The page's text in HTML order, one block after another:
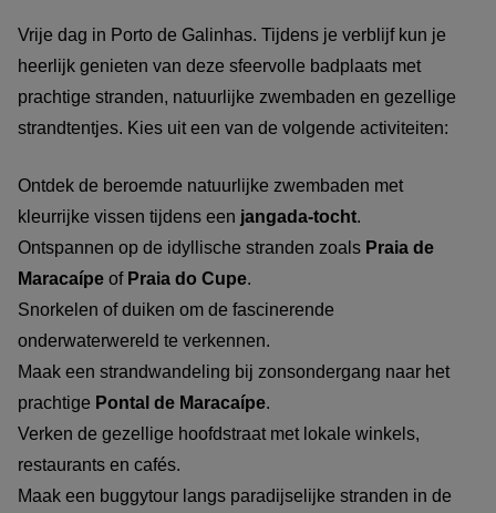
Vrije dag in Porto de Galinhas. Tijdens je verblijf kun je
heerlijk genieten van deze sfeervolle badplaats met
prachtige stranden, natuurlijke zwembaden en gezellige
strandtentjes. Kies uit een van de volgende activiteiten:
Ontdek de beroemde natuurlijke zwembaden met
kleurrijke vissen tijdens een jangada-tocht.
Ontspannen op de idyllische stranden zoals Praia de
Maracaípe of Praia do Cupe.
Snorkelen of duiken om de fascinerende
onderwaterwereld te verkennen.
Maak een strandwandeling bij zonsondergang naar het
prachtige Pontal de Maracaípe.
Verken de gezellige hoofdstraat met lokale winkels,
restaurants en cafés.
Maak een buggytour langs paradijselijke stranden in de